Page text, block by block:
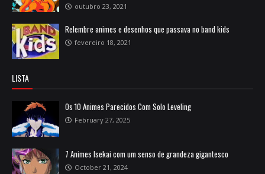
outubro 23, 2021
Relembre animes e desenhos que passava no band kids
fevereiro 18, 2021
LISTA
Os 10 Animes Parecidos Com Solo Leveling
February 27, 2025
7 Animes Isekai com um senso de grandeza gigantesco
October 21, 2024